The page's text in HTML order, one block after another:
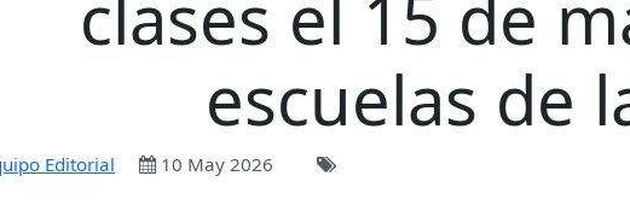
escuelas de
Editorial 10 May 2026